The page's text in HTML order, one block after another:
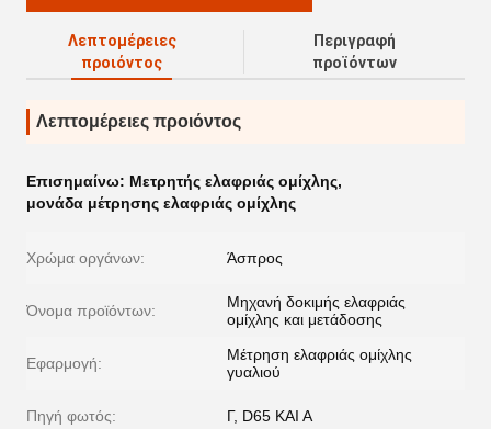
Λεπτομέρειες
προιόντος
Περιγραφή
προϊόντων
Λεπτομέρειες προιόντος
Επισημαίνω: Μετρητής ελαφριάς ομίχλης,
μονάδα μέτρησης ελαφριάς ομίχλης
Χρώμα οργάνων: Άσπρος
Όνομα προϊόντων:
Μηχανή δοκιμής ελαφριάς
ομίχλης και μετάδοσης
Εφαρμογή:
Μέτρηση ελαφριάς ομίχλης
γυαλιού
Πηγή φωτός: Γ, D65 ΚΑΙ Α